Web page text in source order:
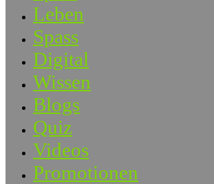
Leben
Spass
Digital
Wissen
Blogs
Quiz
Videos
Promotionen